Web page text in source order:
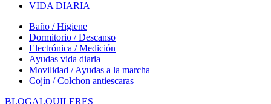
VIDA DIARIA
Baño / Higiene
Dormitorio / Descanso
Electrónica / Medición
Ayudas vida diaria
Movilidad / Ayudas a la marcha
Cojín / Colchon antiescaras
BLOGALQUILERES